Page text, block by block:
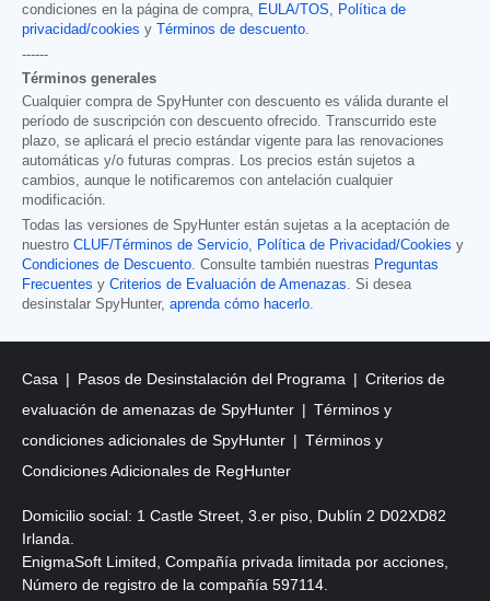
condiciones en la página de compra, EULA/TOS, Política de
privacidad/cookies y Términos de descuento.
------
Términos generales
Cualquier compra de SpyHunter con descuento es válida durante el
período de suscripción con descuento ofrecido. Transcurrido este
plazo, se aplicará el precio estándar vigente para las renovaciones
automáticas y/o futuras compras. Los precios están sujetos a
cambios, aunque le notificaremos con antelación cualquier
modificación.
Todas las versiones de SpyHunter están sujetas a la aceptación de
nuestro CLUF/Términos de Servicio, Política de Privacidad/Cookies y
Condiciones de Descuento. Consulte también nuestras Preguntas
Frecuentes y Criterios de Evaluación de Amenazas. Si desea
desinstalar SpyHunter, aprenda cómo hacerlo.
Casa Pasos de Desinstalación del Programa
Criterios de
evaluación de amenazas de SpyHunter
Términos y
condiciones adicionales de SpyHunter
Términos y
Condiciones Adicionales de RegHunter
Domicilio social: 1 Castle Street, 3.er piso, Dublín 2 D02XD82
Irlanda.
EnigmaSoft Limited, Compañía privada limitada por acciones,
Número de registro de la compañía 597114.